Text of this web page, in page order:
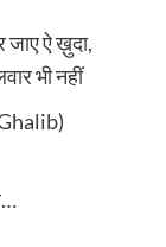
जाए ऐ ख़ुदा,
भी नहीं
Ghalib)